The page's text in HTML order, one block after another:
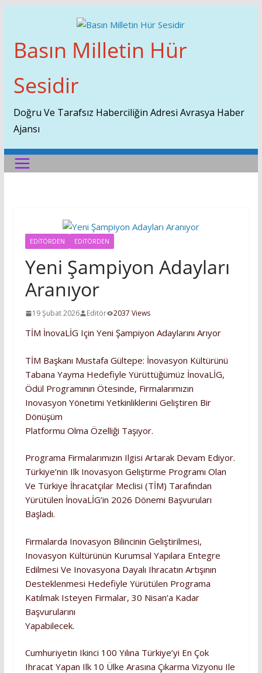
Content
Basın Milletin Hür
Sesidir
Doğru Ve Tarafsız Haberciliğin Adresi Avrasya Haber
Ajansı
EDITÖRDEN EDİTÖRDEN
Yeni Şampiyon Adayları
Aranıyor
19 Şubat 2026 Editör 2037 Views
TİM İnovaLİG Için Yeni Şampiyon Adaylarını Arıyor
TİM Başkanı Mustafa Gültepe: İnovasyon Kültürünü
Tabana Yayma Hedefiyle Yürüttüğümüz İnovaLİG,
Ödül Programının Ötesinde, Firmalarımızın
Inovasyon Yönetimi Yetkinliklerini Geliştiren Bir
Dönüşüm
Platformu Olma Özelliği Taşıyor.
Programa Firmalarımızın Ilgisi Artarak Devam Ediyor.
Türkiye’nin Ilk Inovasyon Geliştirme Programı Olan
Ve Türkiye İhracatçılar Meclisi (TİM) Tarafından
Yürütülen İnovaLİG’in 2026 Dönemi Başvuruları
Başladı.
Firmalarda Inovasyon Bilincinin Geliştirilmesi,
Inovasyon Kültürünün Kurumsal Yapılara Entegre
Edilmesi Ve Inovasyona Dayalı Ihracatın Artışının
Desteklenmesi Hedefiyle Yürütülen Programa
Katılmak Isteyen Firmalar, 30 Nisan’a Kadar
Başvurularını
Yapabilecek.
Cumhuriyetin Ikinci 100 Yılına Türkiye’yi En Çok
Ihracat Yapan Ilk 10 Ülke Arasına Çıkarma Vizyonu Ile